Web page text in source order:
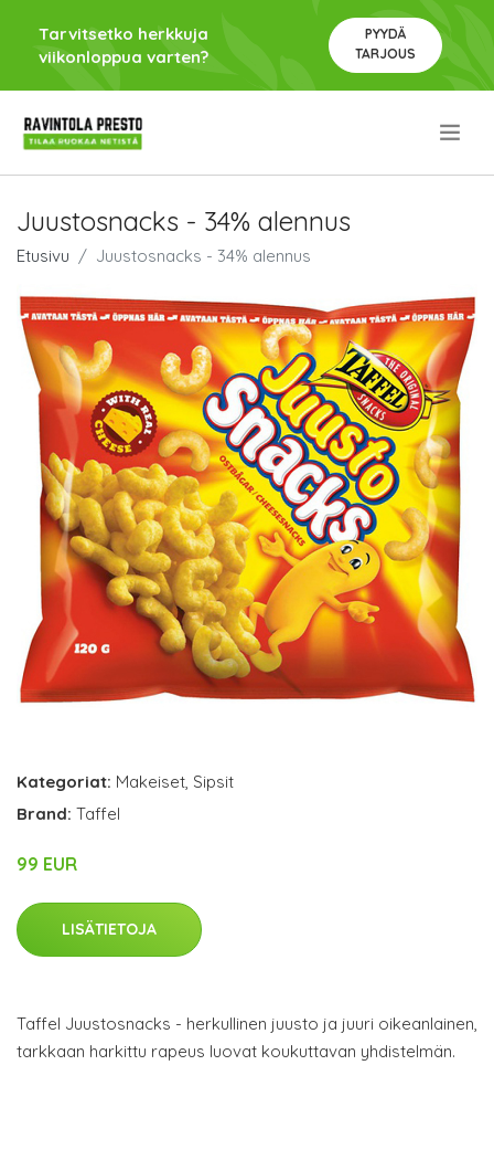
Tarvitsetko herkkuja
viikonloppua varten?
PYYDÄ
TARJOUS
Juustosnacks - 34% alennus
Etusivu Juustosnacks - 34% alennus
Kategoriat: Makeiset, Sipsit
Brand: Taffel
99 EUR
LISÄTIETOJA
Taffel Juustosnacks - herkullinen juusto ja juuri oikeanlainen,
tarkkaan harkittu rapeus luovat koukuttavan yhdistelmän.